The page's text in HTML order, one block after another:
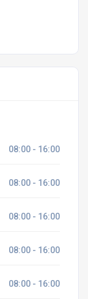
08:00 - 16:00
08:00 - 16:00
08:00 - 16:00
08:00 - 16:00
08:00 - 16:00